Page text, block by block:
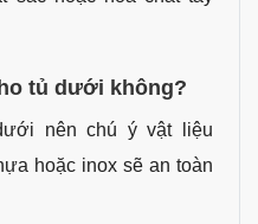
tủ dưới không?
nên chú ý vật liệu
hoặc inox sẽ an toàn